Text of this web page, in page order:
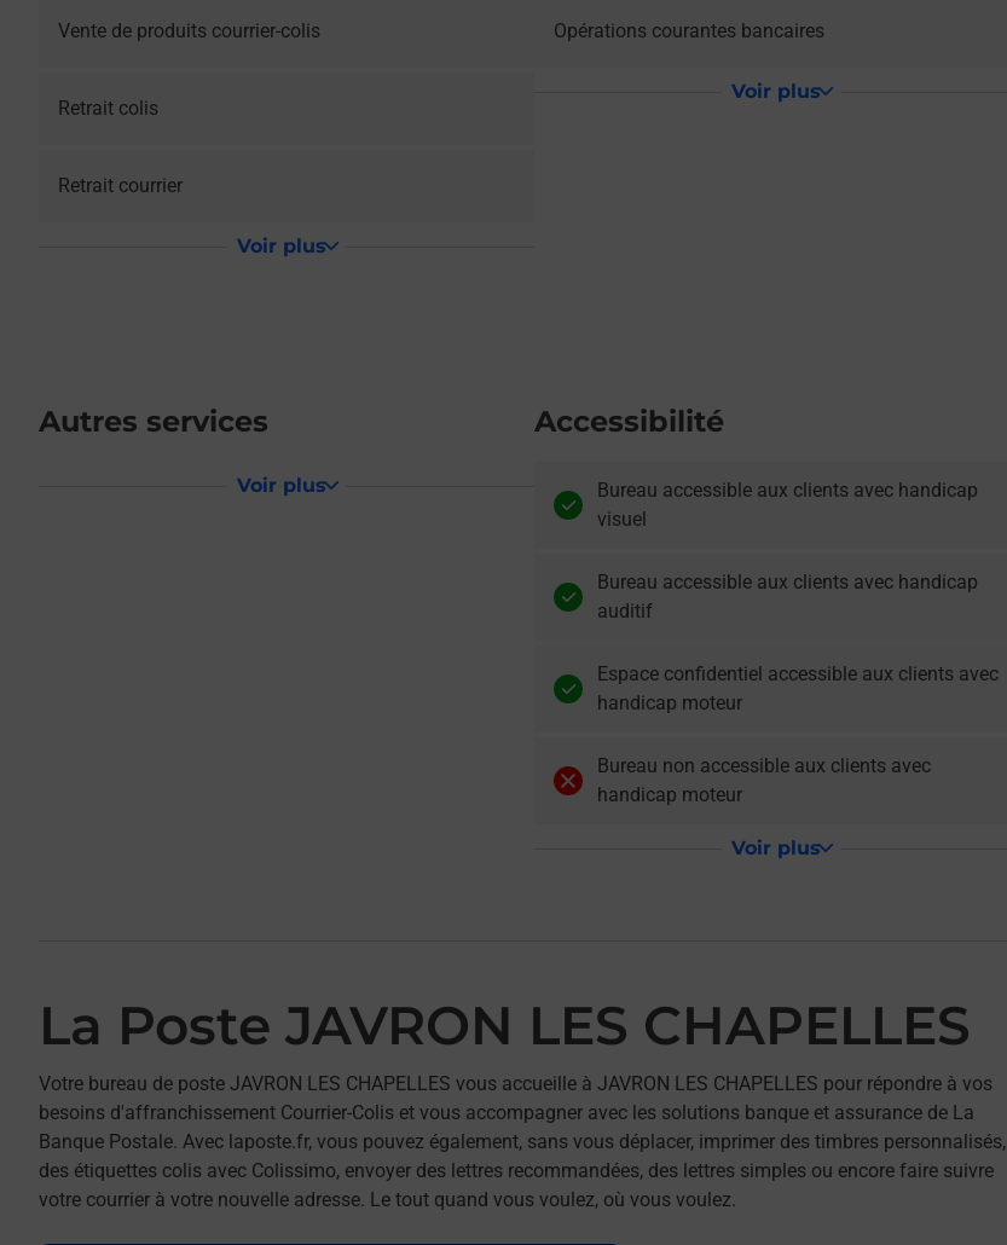
Vente de produits courrier-colis
Retrait colis
Retrait courrier
Voir plus
Opérations courantes bancaires
Voir plus
Autres services
Voir plus
Accessibilité
Bureau accessible aux clients avec handicap
visuel
Bureau accessible aux clients avec handicap
auditif
Espace confidentiel accessible aux clients avec
handicap moteur
Bureau non accessible aux clients avec
handicap moteur
Voir plus
La Poste JAVRON LES CHAPELLES
Votre bureau de poste JAVRON LES CHAPELLES vous accueille à JAVRON LES CHAPELLES pour répondre à vos
besoins d'affranchissement Courrier-Colis et vous accompagner avec les solutions banque et assurance de La
Banque Postale. Avec laposte.fr, vous pouvez également, sans vous déplacer, imprimer des timbres personnalisés,
des étiquettes colis avec Colissimo, envoyer des lettres recommandées, des lettres simples ou encore faire suivre
votre courrier à votre nouvelle adresse. Le tout quand vous voulez, où vous voulez.